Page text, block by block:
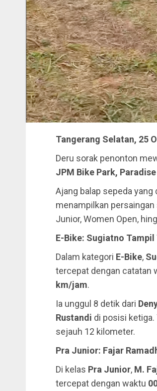
Tangerang Selatan, 25
Deru sorak penonton
JPM Bike Park,
Ajang balap sepeda
menampilkan persaingan
Junior, Women Open,
E-Bike: Sugiatno
Dalam kategori E-Bike,
tercepat dengan catatan
km/jam.
Ia unggul 8 detik dari
Rustandi di posisi ketiga.
sejauh 12 kilometer.
Pra Junior: Fajar
Di kelas Pra Junior, M.
tercepat dengan waktu